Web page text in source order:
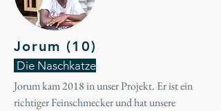
Jorum (10)
Die Naschkatze
Jorum kam 2018 in unser Projekt. Er ist ein
richtiger Feinschmecker und hat unsere